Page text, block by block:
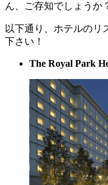
ん、ご存知でしょうか
以下通り、ホテルのリ
下さい！
The Royal Park